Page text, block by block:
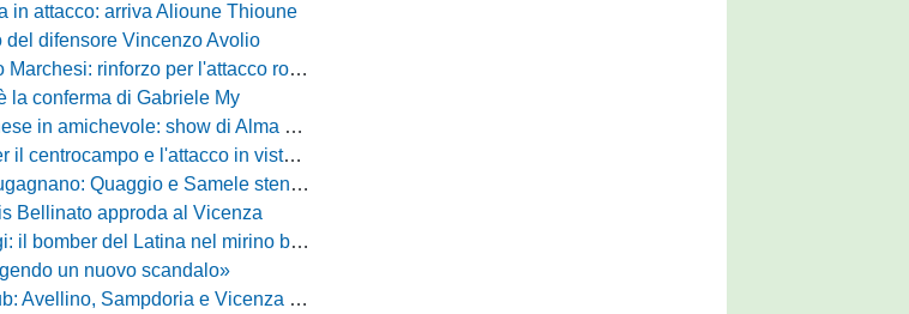
in attacco: arriva Alioune Thioune
del difensore Vincenzo Avolio
rinforzo per l'attacco rossonero
la conferma di Gabriele My
show di Alma con una cinquina
e l'attacco in vista della prossima Eccellenza
e Samele stendono il Piacenza nel test estivo
Bellinato approda al Vicenza
del Latina nel mirino biancazzurro
un nuovo scandalo»
e Vicenza sull'attaccante dell'Entella